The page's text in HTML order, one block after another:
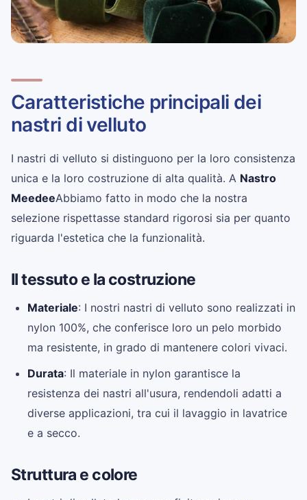
Caratteristiche principali dei
nastri di velluto
I nastri di velluto si distinguono per la loro consistenza
unica e la loro costruzione di alta qualità. A Nastro
MeedeeAbbiamo fatto in modo che la nostra
selezione rispettasse standard rigorosi sia per quanto
riguarda l'estetica che la funzionalità.
Il tessuto e la costruzione
Materiale: I nostri nastri di velluto sono realizzati in
nylon 100%, che conferisce loro un pelo morbido
ma resistente, in grado di mantenere colori vivaci.
Durata: Il materiale in nylon garantisce la
resistenza dei nastri all'usura, rendendoli adatti a
diverse applicazioni, tra cui il lavaggio in lavatrice
e a secco.
Struttura e colore